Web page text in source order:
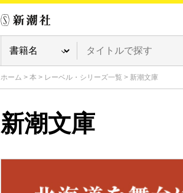
ホーム > 本 > レーベル・シリーズ一覧 > 新潮文庫
新潮文庫